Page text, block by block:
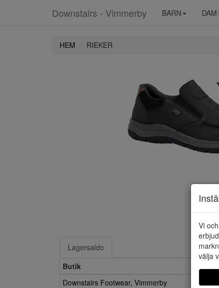
Downstairs - Vimmerby BARN DAM
HEM RIEKER
Lagersaldo
Butik
Downstairs Footwear, Vimmerby
Vi
välja